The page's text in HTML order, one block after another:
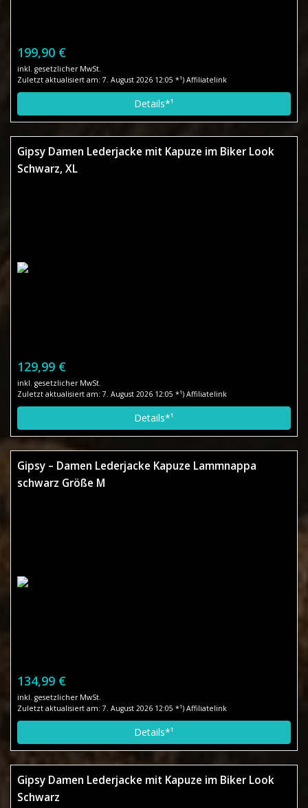
199,90 €
inkl. gesetzlicher MwSt.
Zuletzt aktualisiert am: 7. August 2026 12:05 *¹) Affiliatelink
Details*¹
Gipsy Damen Lederjacke mit Kapuze im Biker Look
Schwarz, XL
129,99 €
inkl. gesetzlicher MwSt.
Zuletzt aktualisiert am: 7. August 2026 12:05 *¹) Affiliatelink
Details*¹
Gipsy – Damen Lederjacke Kapuze Lammnappa
schwarz Größe M
134,99 €
inkl. gesetzlicher MwSt.
Zuletzt aktualisiert am: 7. August 2026 12:05 *¹) Affiliatelink
Details*¹
Gipsy Damen Lederjacke mit Kapuze im Biker Look
Schwarz